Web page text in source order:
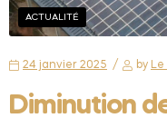
ACTUALITÉ
24 janvier 2025 by
Diminution